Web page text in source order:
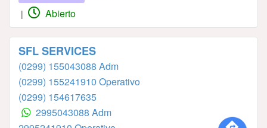
| Abierto
SFL SERVICES
(0299) 155043088 Adm
(0299) 155241910 Operativo
(0299) 154617635
2995043088 Adm